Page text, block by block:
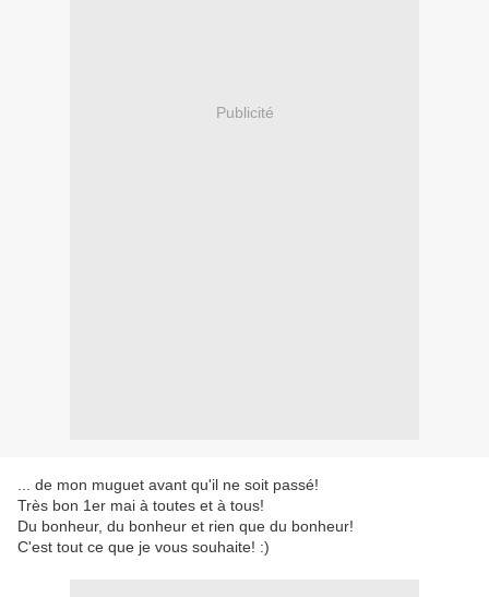
Publicité
... de mon muguet avant qu'il ne soit passé!
Très bon 1er mai à toutes et à tous!
Du bonheur, du bonheur et rien que du bonheur!
C'est tout ce que je vous souhaite! :)